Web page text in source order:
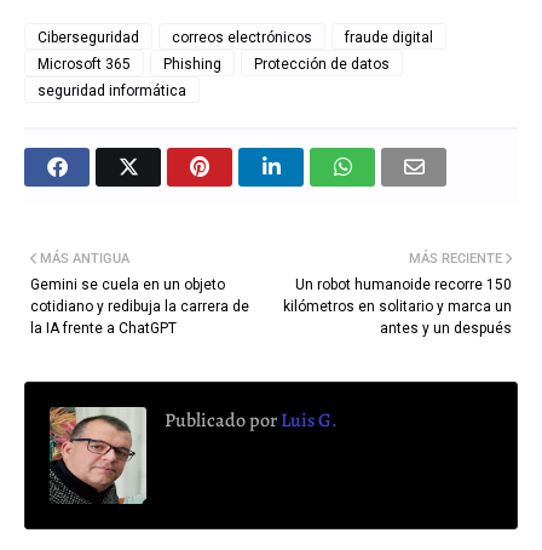
Ciberseguridad correos electrónicos
fraude digital
Microsoft 365
Phishing
Protección de datos
seguridad informática
MÁS RECIENTE
Un robot humanoide recorre 150
kilómetros en solitario y marca un
antes y un después
MÁS ANTIGUA
Gemini se cuela en un objeto
cotidiano y redibuja la carrera de
la IA frente a ChatGPT
Publicado porLuis G.